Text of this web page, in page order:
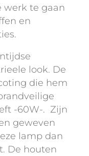
werk te gaan
en
look. De
die hem
-60W-. Zijn
geweven
lamp dan
De houten